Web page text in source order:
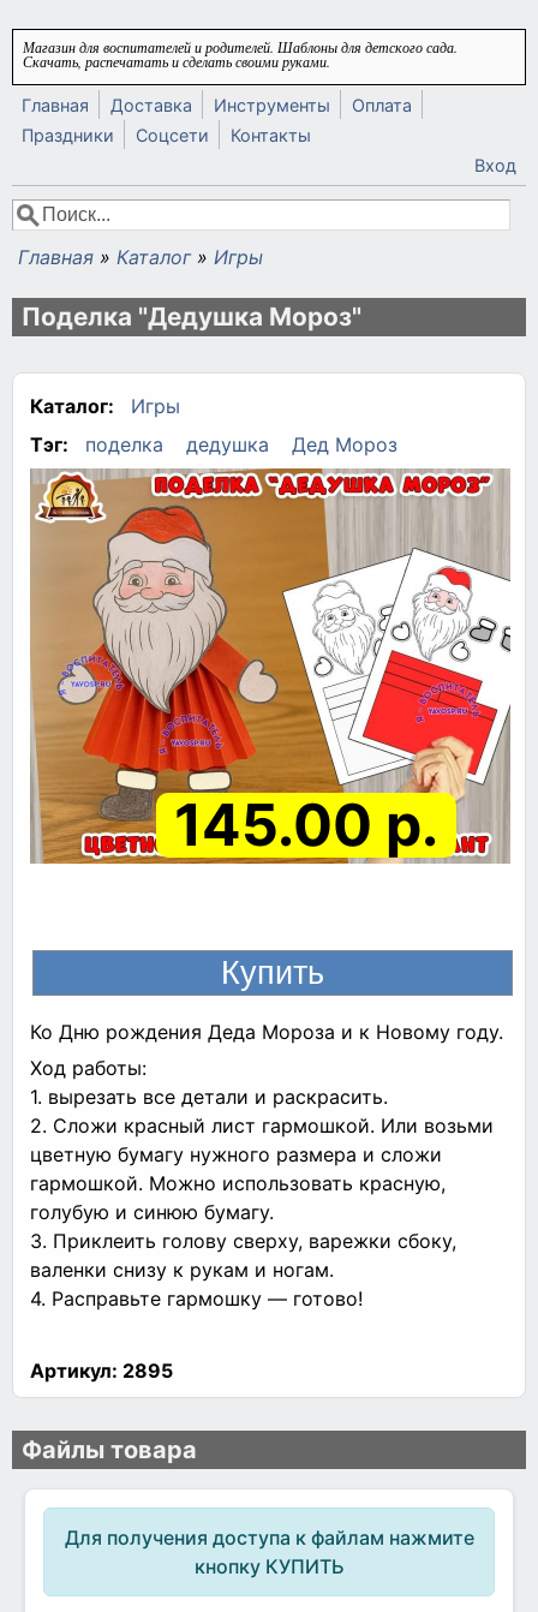
Перейти к основному содержанию
Магазин для воспитателей и родителей. Шаблоны для детского сада.
Скачать, распечатать и сделать своими руками.
Главная Доставка Инструменты
Оплата
Праздники
Соцсети
Контакты
Вход
Форма поиска
Поиск
Вы здесь
Главная » Каталог » Игры
Поделка "Дедушка Мороз"
Каталог:
Игры
Тэг:
поделка дедушка Дед Мороз
145.00 р.
Ко Дню рождения Деда Мороза и к Новому году.
Ход работы:
1. вырезать все детали и раскрасить.
2. Сложи красный лист гармошкой. Или возьми
цветную бумагу нужного размера и сложи
гармошкой. Можно использовать красную,
голубую и синюю бумагу.
3. Приклеить голову сверху, варежки сбоку,
валенки снизу к рукам и ногам.
4. Расправьте гармошку — готово!
Артикул: 2895
Файлы товара
Для получения доступа к файлам нажмите
кнопку КУПИТЬ